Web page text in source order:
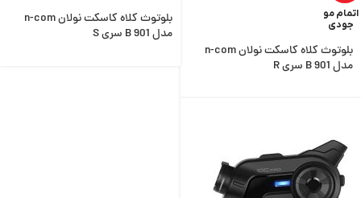
اتمام مو
جودی
بلوتوث کلاه کاسکت نولان n-com
مدل B 901 سری R
بلوتوث کلاه کاسکت نولان n-com
مدل B 901 سری S